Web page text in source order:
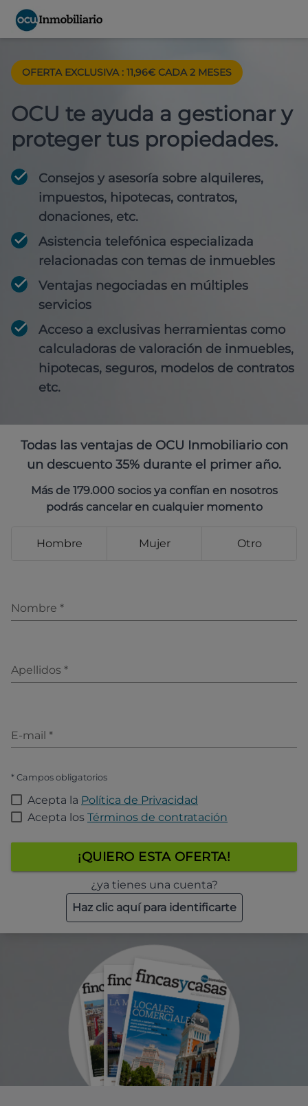
OFERTA EXCLUSIVA : 11,96€ CADA 2 MESES
OCU te ayuda a gestionar y
proteger tus propiedades.
Consejos y asesoría sobre alquileres,
impuestos, hipotecas, contratos,
donaciones, etc.
Asistencia telefónica especializada
relacionadas con temas de inmuebles
Ventajas negociadas en múltiples
servicios
Acceso a exclusivas herramientas como
calculadoras de valoración de inmuebles,
hipotecas, seguros, modelos de contratos
etc.
Todas las ventajas de OCU Inmobiliario con
un descuento 35% durante el primer año.
Más de 179.000 socios ya confían en nosotros
podrás cancelar en cualquier momento
Hombre Mujer Otro
Nombre *
Apellidos *
E-mail *
* Campos obligatorios
Acepta la Política de Privacidad
Acepta los Términos de contratación
¡QUIERO ESTA OFERTA!
¿ya tienes una cuenta?
Haz clic aquí para identificarte